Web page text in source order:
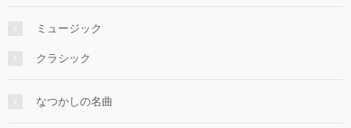
ミュージック
クラシック
なつかしの名曲